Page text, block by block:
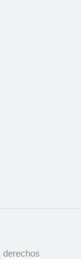
derechos